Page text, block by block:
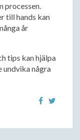
processen.
till hands kan
år
tips kan hjälpa
undvika några